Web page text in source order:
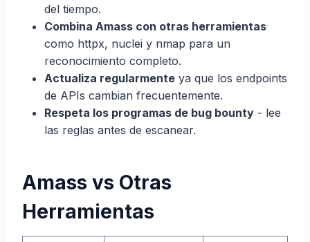
del tiempo.
Combina Amass con otras herramientas
como httpx, nuclei y nmap para un
reconocimiento completo.
Actualiza regularmente ya que los endpoints
de APIs cambian frecuentemente.
Respeta los programas de bug bounty - lee
las reglas antes de escanear.
Amass vs Otras
Herramientas